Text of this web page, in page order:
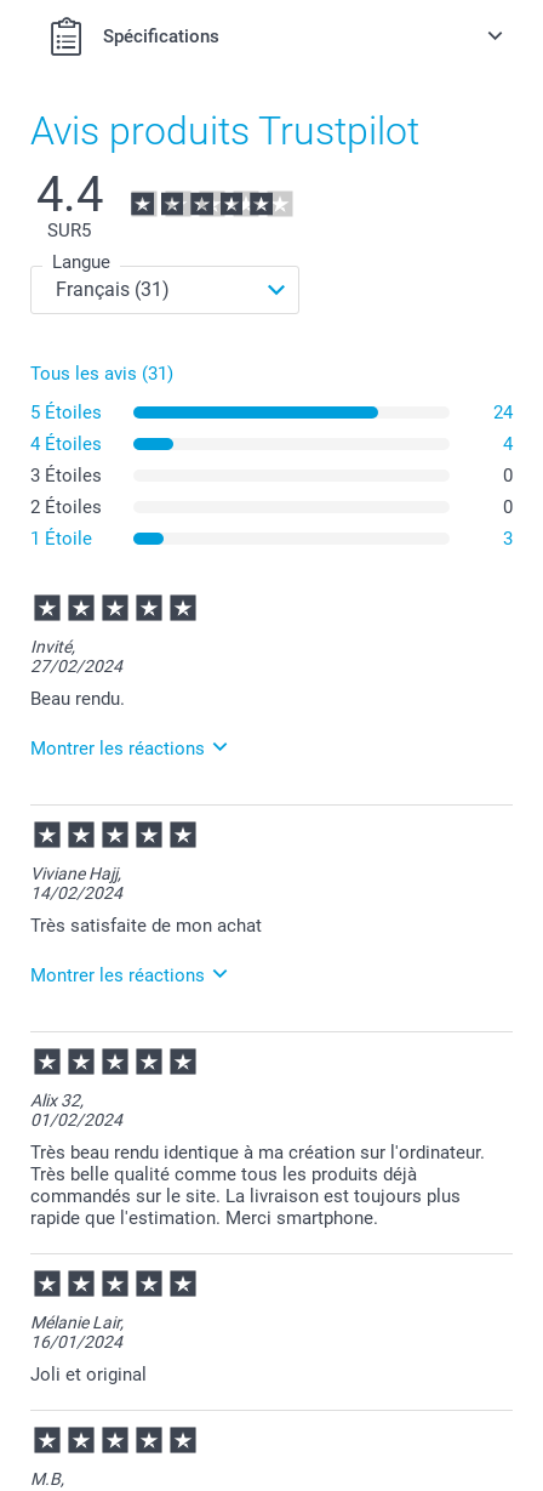
Spécifications
Avis produits Trustpilot
4.4
SUR5
Langue
Tous les avis (31)
5 Étoiles
24
4 Étoiles
4
3 Étoiles
0
2 Étoiles
0
1 Étoile
3
Invité,
27/02/2024
Beau rendu.
Montrer les réactions
28/02/2024
09:16
Merci beaucoup de votre avis.
Nous veillons à vous offrir une plateforme sérieuse
pour vous assurer des retours d'expériences
Je suis ravie de savoir que votre produit vous
Bien cordialement,
Viviane Hajj,
14/02/2024
Très satisfaite de mon achat
Montrer les réactions
27/02/2024
12:58
Merci pour ce chouette commentaire!
Je suis ravie de savoir que votre produit vous
apporte satisfaction :-)
Revenez nous voir bientôt.
Au plaisir,
Julie@Smartphoto
Alix 32,
01/02/2024
Très beau rendu identique à ma création sur l'ordinateur.
Très belle qualité comme tous les produits déjà
commandés sur le site. La livraison est toujours plus
rapide que l'estimation. Merci smartphone.
Mélanie Lair,
16/01/2024
Joli et original
M.B,